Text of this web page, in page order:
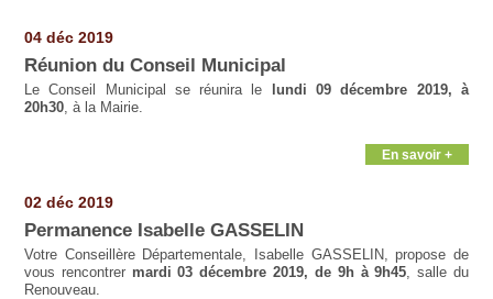
04 déc 2019
Réunion du Conseil Municipal
Le Conseil Municipal se réunira le
lundi 09 décembre 2019, à
20h30, à la Mairie.
En savoir +
02 déc 2019
Permanence Isabelle GASSELIN
Votre Conseillère Départementale, Isabelle GASSELIN, propose de
vous rencontrer mardi 03 décembre 2019, de 9h à 9h45 , salle du
Renouveau.
Pages